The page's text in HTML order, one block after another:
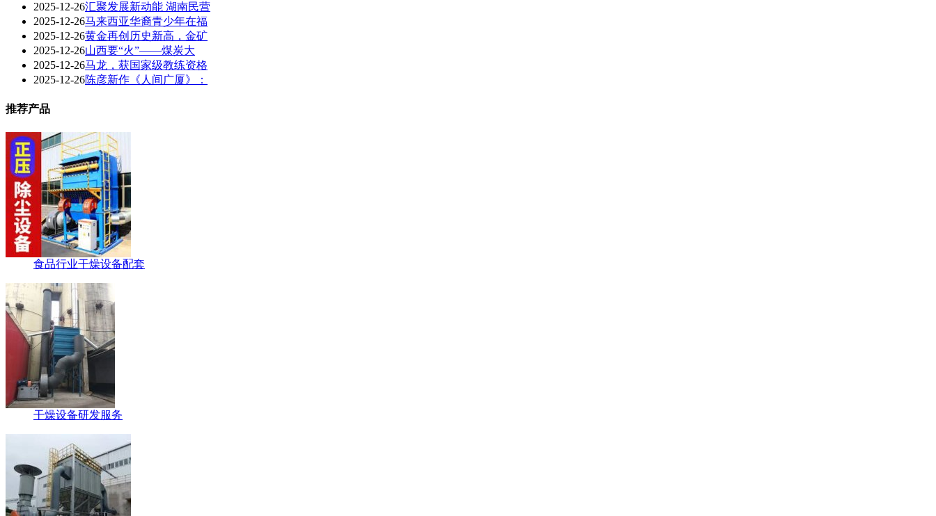
2025-12-26汇聚发展新动能 湖南民营
2025-12-26马来西亚华裔青少年在福
2025-12-26黄金再创历史新高，金矿
2025-12-26山西要“火”——煤炭大
2025-12-26马龙，获国家级教练资格
2025-12-26陈彦新作《人间广厦》：
推荐产品
食品行业干燥设备配套
干燥设备研发服务